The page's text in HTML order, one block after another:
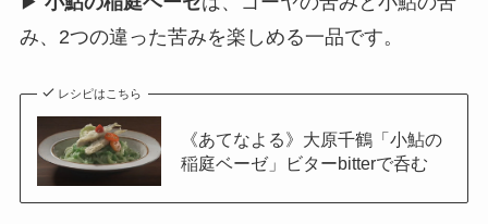
み、2つの違った苦みを楽しめる一品です。
レシピはこちら
《あてなよる》大原千鶴「小鮎の
稲庭ベーゼ」ビターbitterで呑む